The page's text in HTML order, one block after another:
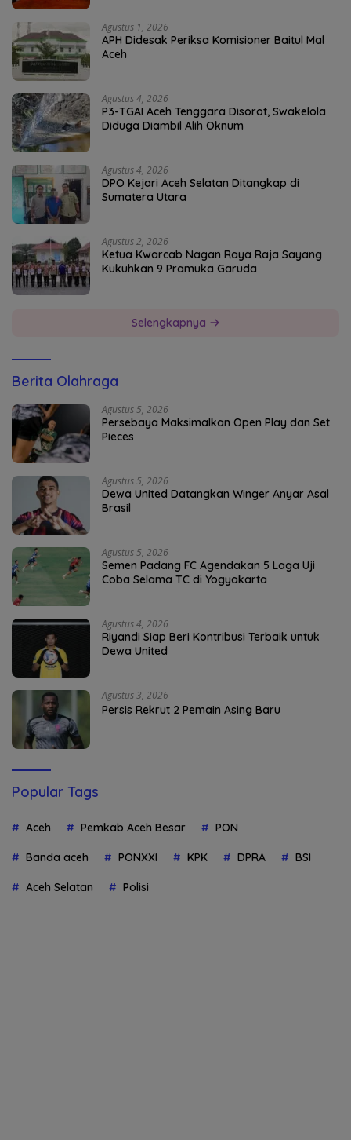
Agustus 1, 2026
APH Didesak Periksa Komisioner Baitul Mal
Aceh
Agustus 4, 2026
P3-TGAI Aceh Tenggara Disorot, Swakelola
Diduga Diambil Alih Oknum
Agustus 4, 2026
DPO Kejari Aceh Selatan Ditangkap di
Sumatera Utara
Agustus 2, 2026
Ketua Kwarcab Nagan Raya Raja Sayang
Kukuhkan 9 Pramuka Garuda
Selengkapnya
Berita Olahraga
Agustus 5, 2026
Persebaya Maksimalkan Open Play dan Set
Pieces
Agustus 5, 2026
Dewa United Datangkan Winger Anyar Asal
Brasil
Agustus 5, 2026
Semen Padang FC Agendakan 5 Laga Uji
Coba Selama TC di Yogyakarta
Agustus 4, 2026
Riyandi Siap Beri Kontribusi Terbaik untuk
Dewa United
Agustus 3, 2026
Persis Rekrut 2 Pemain Asing Baru
Popular Tags
Aceh Pemkab Aceh Besar PON
Banda aceh PONXXI KPK DPRA BSI
Aceh Selatan Polisi